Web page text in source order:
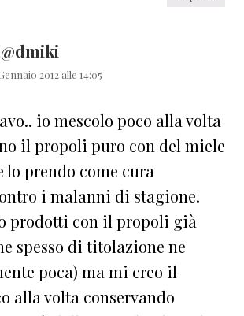
2012 alle 14:05
io mescolo poco alla volta
il propoli puro con del miele
prendo come cura
i malanni di stagione.
prodotti con il propoli già
spesso di titolazione ne
poca) ma mi creo il
alla volta conservando